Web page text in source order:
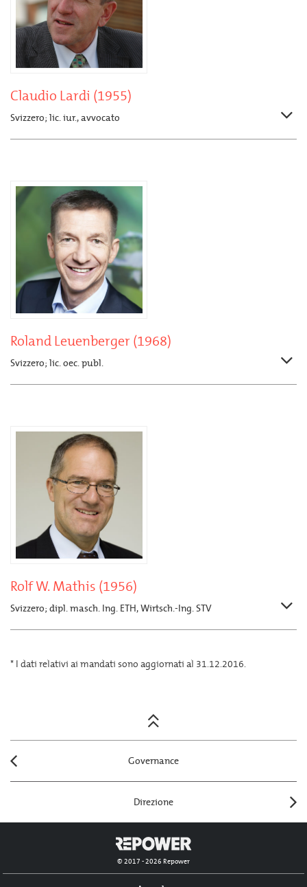
Claudio Lardi (1955)
Svizzero; lic. iur., avvocato
Roland Leuenberger (1968)
Svizzero; lic. oec. publ.
Rolf W. Mathis (1956)
Svizzero; dipl. masch. Ing. ETH, Wirtsch.-Ing. STV
* I dati relativi ai mandati sono aggiornati al 31.12.2016.
navigation
Governance
Direzione
© 2017 - 2026 Repower